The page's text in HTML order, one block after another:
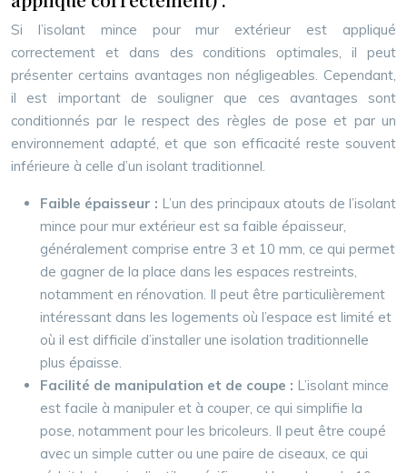
Si l’isolant mince pour mur extérieur est appliqué
correctement et dans des conditions optimales, il peut
présenter certains avantages non négligeables. Cependant,
il est important de souligner que ces avantages sont
conditionnés par le respect des règles de pose et par un
environnement adapté, et que son efficacité reste souvent
inférieure à celle d’un isolant traditionnel.
Faible épaisseur : L’un des principaux atouts de l’isolant
mince pour mur extérieur est sa faible épaisseur,
généralement comprise entre 3 et 10 mm, ce qui permet
de gagner de la place dans les espaces restreints,
notamment en rénovation. Il peut être particulièrement
intéressant dans les logements où l’espace est limité et
où il est difficile d’installer une isolation traditionnelle
plus épaisse.
Facilité de manipulation et de coupe : L’isolant mince
est facile à manipuler et à couper, ce qui simplifie la
pose, notamment pour les bricoleurs. Il peut être coupé
avec un simple cutter ou une paire de ciseaux, ce qui